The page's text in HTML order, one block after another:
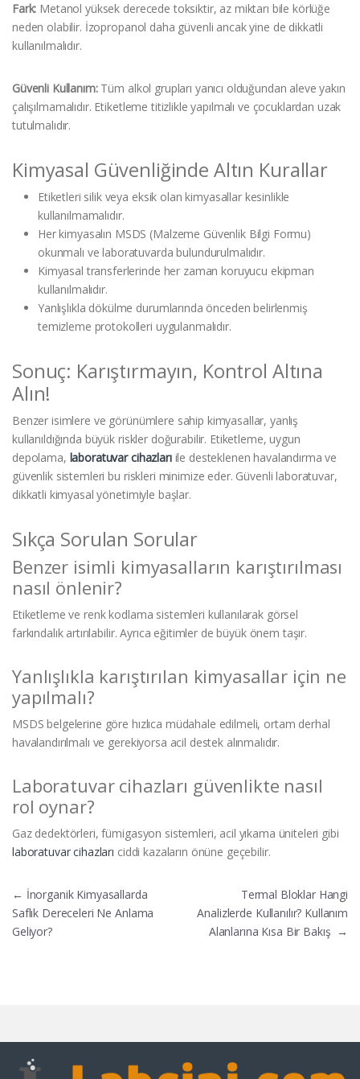
Fark: Metanol yüksek derecede toksiktir, az miktarı bile körlüğe
neden olabilir. İzopropanol daha güvenli ancak yine de dikkatli
kullanılmalıdır.
Güvenli Kullanım:Tüm alkol grupları yanıcı olduğundan aleve yakın
çalışılmamalıdır. Etiketleme titizlikle yapılmalı ve çocuklardan uzak
tutulmalıdır.
Kimyasal Güvenliğinde Altın Kurallar
Etiketleri silik veya eksik olan kimyasallar kesinlikle
kullanılmamalıdır.
Her kimyasalın MSDS (Malzeme Güvenlik Bilgi Formu)
okunmalı ve laboratuvarda bulundurulmalıdır.
Kimyasal transferlerinde her zaman koruyucu ekipman
kullanılmalıdır.
Yanlışlıkla dökülme durumlarında önceden belirlenmiş
temizleme protokolleri uygulanmalıdır.
Sonuç: Karıştırmayın, Kontrol Altına
Alın!
Benzer isimlere ve görünümlere sahip kimyasallar, yanlış
kullanıldığında büyük riskler doğurabilir. Etiketleme, uygun
depolama, laboratuvar cihazlarıile desteklenen havalandırma ve
güvenlik sistemleri bu riskleri minimize eder. Güvenli laboratuvar,
dikkatli kimyasal yönetimiyle başlar.
Sıkça Sorulan Sorular
Benzer isimli kimyasalların karıştırılması
nasıl önlenir?
Etiketleme ve renk kodlama sistemleri kullanılarak görsel
farkındalık artırılabilir. Ayrıca eğitimler de büyük önem taşır.
Yanlışlıkla karıştırılan kimyasallar için ne
yapılmalı?
MSDS belgelerine göre hızlıca müdahale edilmeli, ortam derhal
havalandırılmalı ve gerekiyorsa acil destek alınmalıdır.
Laboratuvar cihazları güvenlikte nasıl
rol oynar?
Gaz dedektörleri, fümigasyon sistemleri, acil yıkama üniteleri gibi
laboratuvar cihazları ciddi kazaların önüne geçebilir.
Yazı gezinmesi
← İnorganik Kimyasallarda
Saflık Dereceleri Ne Anlama
Geliyor?
Termal Bloklar Hangi
Analizlerde Kullanılır? Kullanım
Alanlarına Kısa Bir Bakış →